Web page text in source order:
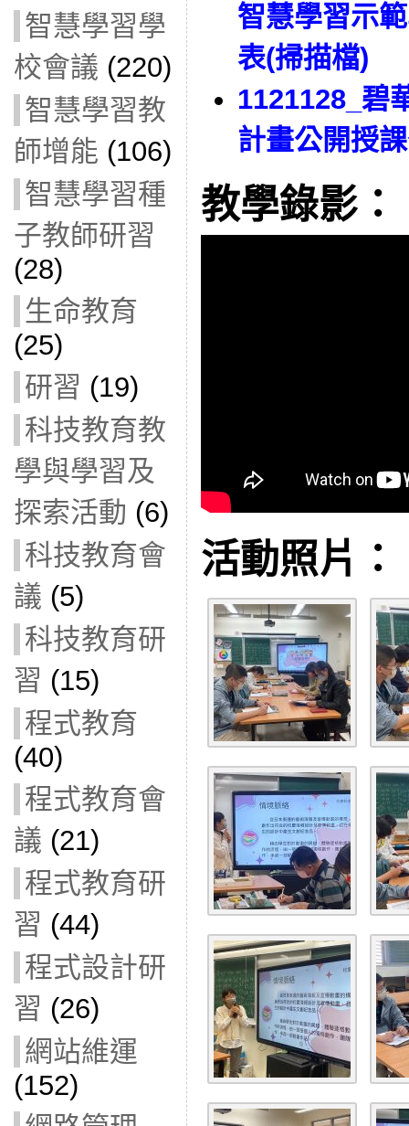
智慧學習學
校會議 (220)
智慧學習教
師增能 (106)
智慧學習種
子教師研習
(28)
生命教育
(25)
研習 (19)
科技教育教
學與學習及
探索活動 (6)
科技教育會
議 (5)
科技教育研
習 (15)
程式教育
(40)
程式教育會
議 (21)
程式教育研
習 (44)
程式設計研
習 (26)
網站維運
(152)
智慧學習示
表(掃描檔)
1121128_碧
計畫公開授
教學錄影：
活動照片：